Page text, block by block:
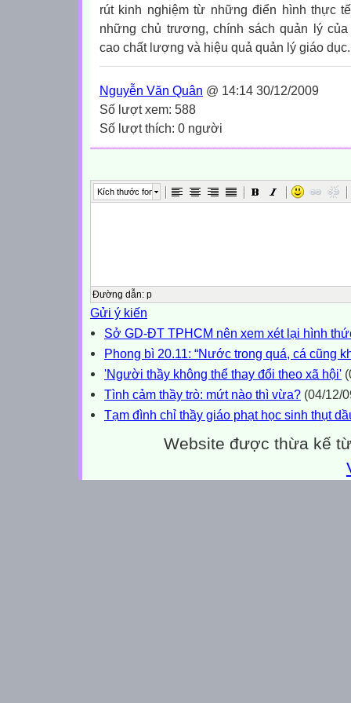
rút kinh nghiệm từ những điển hình thực
những chủ trương, chính sách quản lý
cao chất lượng và hiệu quả quản lý giáo dục.
Nguyễn Văn Quân @ 14:14 30/12/2009
Số lượt xem: 588
Số lượt thích: 0 người
Kích thước font
Đường dẫn: p
Gửi ý kiến
Sở GD-ĐT TPHCM nên xem xét lại hình
Phong bì 20.11: “Nước trong quá, cá cũng
'Người thầy không thể thay đổi theo xã hội'
Tình cảm thầy trò: mứt nào thì vừa? (04/12/
Tạm đình chỉ thầy giáo phạt học sinh thụt
Website được thừa kế